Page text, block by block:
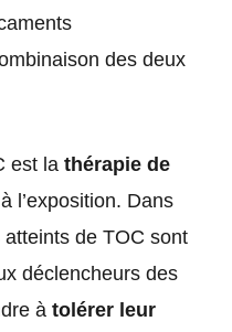
des deux
est la thérapie de
l’exposition. Dans
de TOC sont
déclencheurs des
àtolérer leur